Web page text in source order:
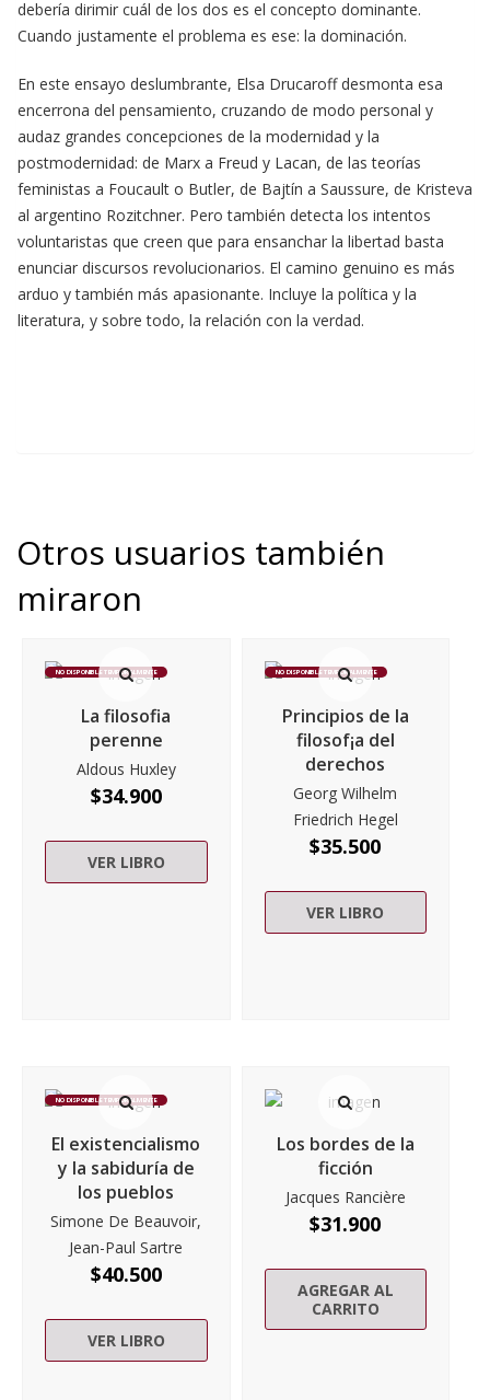
debería dirimir cuál de los dos es el concepto dominante.
Cuando justamente el problema es ese: la dominación.
En este ensayo deslumbrante, Elsa Drucaroff desmonta esa
encerrona del pensamiento, cruzando de modo personal y
audaz grandes concepciones de la modernidad y la
postmodernidad: de Marx a Freud y Lacan, de las teorías
feministas a Foucault o Butler, de Bajtín a Saussure, de Kristeva
al argentino Rozitchner. Pero también detecta los intentos
voluntaristas que creen que para ensanchar la libertad basta
enunciar discursos revolucionarios. El camino genuino es más
arduo y también más apasionante. Incluye la política y la
literatura, y sobre todo, la relación con la verdad.
Otros usuarios también
miraron
NO DISPONIBLE TEMPORALMENTE
La filosofia
perenne
Aldous Huxley
$34.900
VER LIBRO
NO DISPONIBLE TEMPORALMENTE
Principios de la
filosof¡a del
derechos
Georg Wilhelm
Friedrich Hegel
$35.500
VER LIBRO
NO DISPONIBLE TEMPORALMENTE
El existencialismo
y la sabiduría de
los pueblos
Simone De Beauvoir,
Jean-Paul Sartre
$40.500
VER LIBRO
Los bordes de la
ficción
Jacques Rancière
$31.900
AGREGAR AL
CARRITO